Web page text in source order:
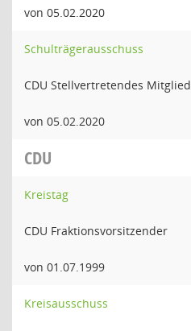
von 05.02.2020
Schulträgerausschuss
CDU Stellvertretendes Mitglied
von 05.02.2020
CDU
Kreistag
CDU Fraktionsvorsitzender
von 01.07.1999
Kreisausschuss